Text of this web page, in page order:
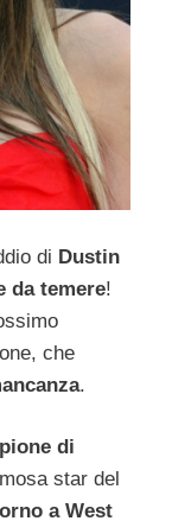
di Dustin
da temere!
che
.
di
star del
a West